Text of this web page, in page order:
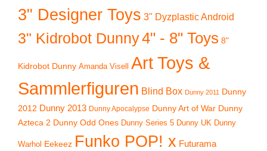
3" Designer Toys 3" Dyzplastic Android
3" Kidrobot Dunny4" - 8" Toys 8"
Kidrobot Dunny Amanda Visell Art Toys &
Sammlerfiguren Blind Box Dunny 2011 Dunny
2012 Dunny 2013 Dunny Apocalypse Dunny Art of War Dunny
Azteca 2 Dunny Odd Ones Dunny Series 5 Dunny UK Dunny
Warhol Eekeez Funko POP! x Futurama